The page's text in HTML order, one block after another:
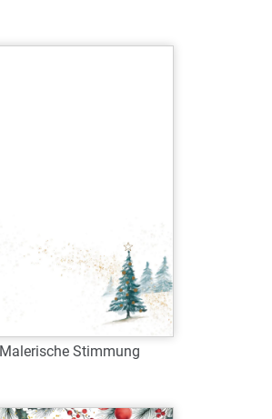
Art.-Nr.: W38259
Malerische Stimmung
Art.-Nr.: W38803